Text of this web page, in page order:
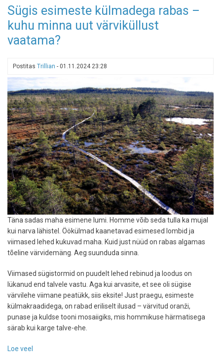
vete
peal:
saarele
Eestis
lihtsalt
kohale
jalutada?
Sügis esimeste külmadega rabas –
kuhu minna uut värviküllust
vaatama?
Postitas Trillian - 01.11.2024 23:28
Täna sadas maha esimene lumi. Homme võib seda tulla ka mujal
kui narva lähistel. Öökülmad kaanetavad esimesed lombid ja
viimased lehed kukuvad maha. Kuid just nüüd on rabas algamas
tõeline värvidemäng. Aeg suunduda sinna.
Viimased sügistormid on puudelt lehed rebinud ja loodus on
lükanud end talvele vastu. Aga kui arvasite, et see oli sügise
värvilehe viimane peatükk, siis eksite! Just praegu, esimeste
külmakraadidega, on rabad eriliselt ilusad – värvitud oranži,
punase ja kuldse tooni mosaiigiks, mis hommikuse härmatisega
särab kui karge talve-ehe.
Loe veel